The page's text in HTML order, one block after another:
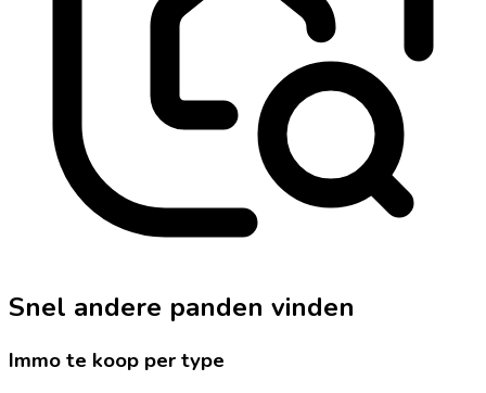
Snel andere panden vinden
Immo te koop per type